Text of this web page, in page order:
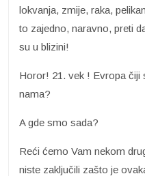
lokvanja, zmije, raka,
to zajedno, naravno, preti
su u blizini!
Horor! 21. vek ! Evropa čiji
nama?
A gde smo sada?
Reći ćemo Vam nekom
niste zaključili zašto je